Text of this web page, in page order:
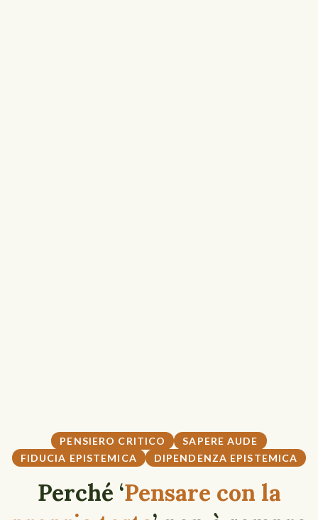
PENSIERO CRITICO
SAPERE AUDE
FIDUCIA EPISTEMICA
DIPENDENZA EPISTEMICA
Perché ‘Pensare con la